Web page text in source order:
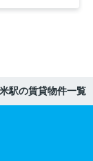
駅の賃貸物件一覧